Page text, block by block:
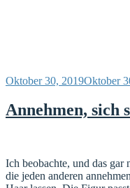
Veröffentlicht
Oktober 30, 2019Oktober
Annehmen, sich
Ich beobachte, und das gar
die jeden anderen